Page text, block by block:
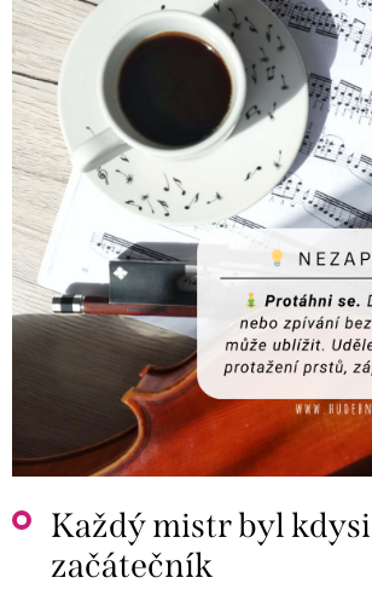
Každý mistr byl kdysi
začátečník